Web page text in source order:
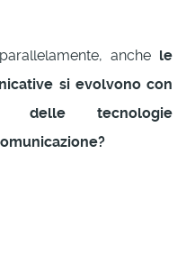
anche le
si evolvono con
delle tecnologie